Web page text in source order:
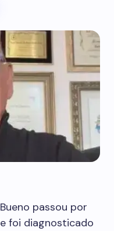
passou por
foi diagnosticado